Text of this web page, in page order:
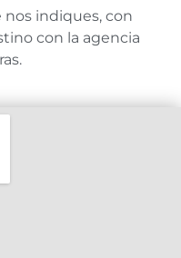
indiques, con
con la agencia